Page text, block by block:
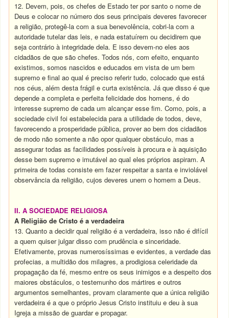
12. Devem, pois, os chefes de Estado ter por santo o nome de
Deus e colocar no número dos seus principais deveres favorecer
a religião, protegê-la com a sua benevolência, cobri-la com a
autoridade tutelar das leis, e nada estatuírem ou decidirem que
seja contrário à integridade dela. E isso devem-no eles aos
cidadãos de que são chefes. Todos nós, com efeito, enquanto
existimos, somos nascidos e educados em vista de um bem
supremo e final ao qual é preciso referir tudo, colocado que está
nos céus, além desta frágil e curta existência. Já que disso é que
depende a completa e perfeita felicidade dos homens, é do
interesse supremo de cada um alcançar esse fim. Como, pois, a
sociedade civil foi estabelecida para a utilidade de todos, deve,
favorecendo a prosperidade pública, prover ao bem dos cidadãos
de modo não somente a não opor qualquer obstáculo, mas a
assegurar todas as facilidades possíveis à procura e à aquisição
desse bem supremo e imutável ao qual eles próprios aspiram. A
primeira de todas consiste em fazer respeitar a santa e inviolável
observância da religião, cujos deveres unem o homem a Deus.
II. A SOCIEDADE RELIGIOSA
A Religião de Cristo é a verdadeira
13. Quanto a decidir qual religião é a verdadeira, isso não é difícil
a quem quiser julgar disso com prudência e sinceridade.
Efetivamente, provas numerosíssimas e evidentes, a verdade das
profecias, a multidão dos milagres, a prodigiosa celeridade da
propagação da fé, mesmo entre os seus inimigos e a despeito dos
maiores obstáculos, o testemunho dos mártires e outros
argumentos semelhantes, provam claramente que a única religião
verdadeira é a que o próprio Jesus Cristo instituiu e deu à sua
Igreja a missão de guardar e propagar.